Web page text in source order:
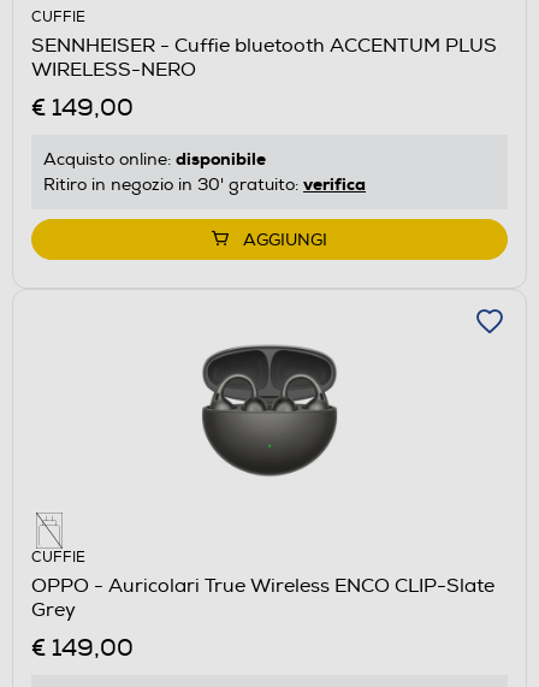
CUFFIE
SENNHEISER - Cuffie bluetooth ACCENTUM PLUS
WIRELESS-NERO
€ 149,00
Acquisto online: disponibile
Ritiro in negozio in 30' gratuito: verifica
AGGIUNGI
CUFFIE
OPPO - Auricolari True Wireless ENCO CLIP-Slate
Grey
€ 149,00